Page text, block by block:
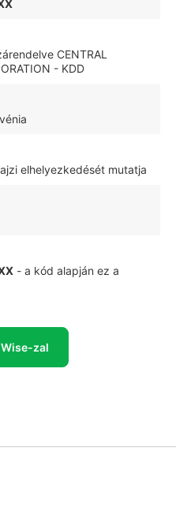
CENTRAL
- KDD
elhelyezkedését mutatja
- a kód alapján ez a
zal